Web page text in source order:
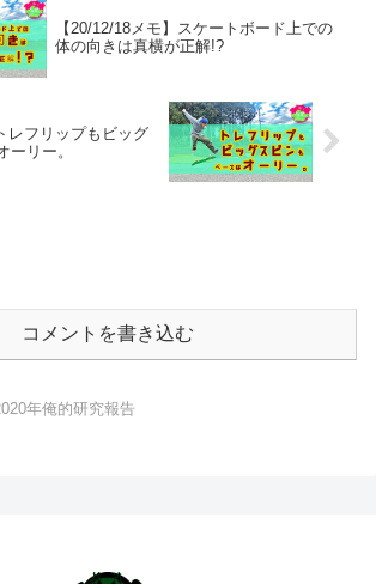
【20/12/18メモ】スケートボード上での
体の向きは真横が正解!?
レフリップもビッグ
ーリー。
コメントを書き込む
年俺的研究報告